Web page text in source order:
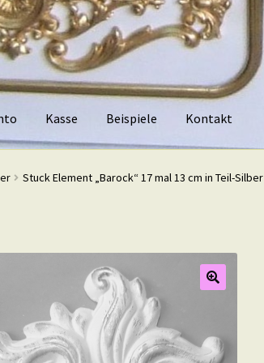
Kasse Beispiele Kontakt
Kontakt
Stuck Element „Barock“ 17 mal 13 cm in Teil-Silber